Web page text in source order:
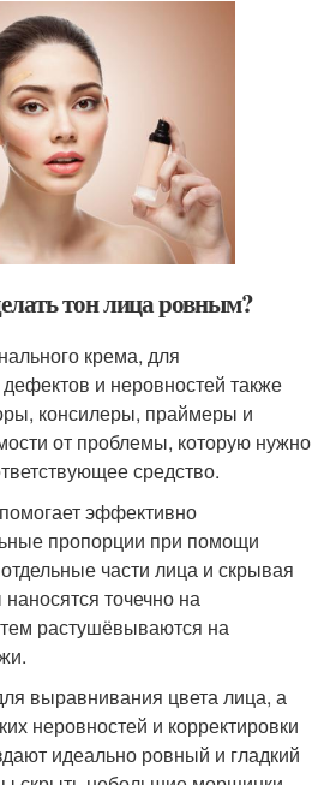
тон лица ровным?
крема, для
и неровностей также
консилеры, праймеры и
от проблемы, которую нужно
средство.
эффективно
пропорции при помощи
части лица и скрывая
точечно на
растушёвываются на
выравнивания цвета лица, а
неровностей и корректировки
идеально ровный и гладкий